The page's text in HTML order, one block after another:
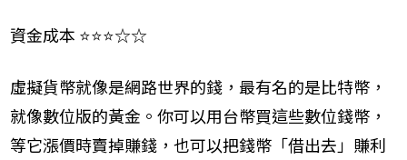
資金成本 ⭐⭐⭐☆☆
虛擬貨幣就像是網路世界的錢，最有名的是比特幣，
就像數位版的黃金。你可以用台幣買這些數位錢幣，
等它漲價時賣掉賺錢，也可以把錢幣「借出去」賺利